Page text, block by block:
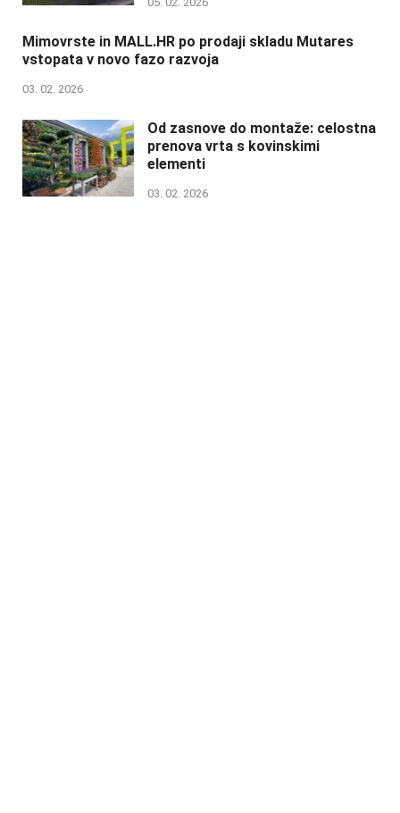
Mimovrste in MALL.HR po prodaji skladu Mutares
vstopata v novo fazo razvoja
03. 02. 2026
Od zasnove do montaže: celostna
prenova vrta s kovinskimi
elementi
03. 02. 2026